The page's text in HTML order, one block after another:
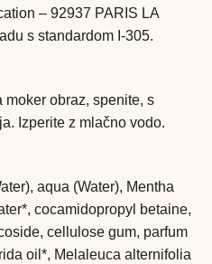
– 92937 PARIS LA
s standardom I-305.
moker obraz, spenite, s
Izperite z mlačno vodo.
aqua (Water), Mentha
cocamidopropyl betaine,
cellulose gum, parfum
oil*, Melaleuca alternifolia